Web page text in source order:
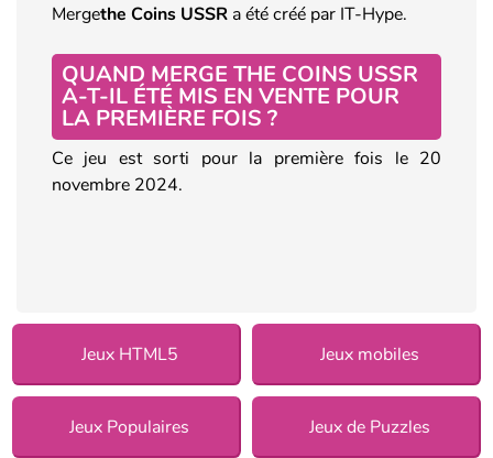
Mergethe Coins USSR a été créé par IT-Hype.
QUAND MERGE THE COINS USSR
A-T-IL ÉTÉ MIS EN VENTE POUR
LA PREMIÈRE FOIS ?
Ce jeu est sorti pour la première fois le 20
novembre 2024.
Jeux HTML5 Jeux mobiles
Jeux Populaires Jeux de Puzzles